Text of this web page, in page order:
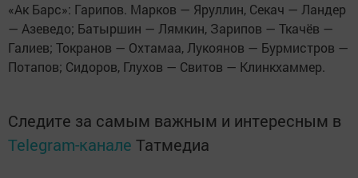
«Ак Барс»: Гарипов. Марков — Яруллин, Секач — Ландер
— Азеведо; Батыршин — Лямкин, Зарипов — Ткачёв —
Галиев; Токранов — Охтамаа, Лукоянов — Бурмистров —
Потапов; Сидоров, Глухов — Свитов — Клинкхаммер.
Следите за самым важным и интересным в
Telegram-канале Татмедиа